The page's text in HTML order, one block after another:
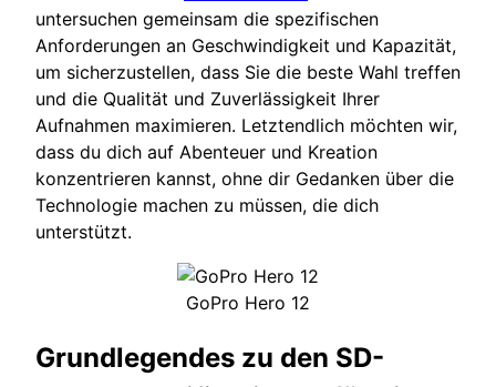
untersuchen gemeinsam die spezifischen
Anforderungen an Geschwindigkeit und Kapazität,
um sicherzustellen, dass Sie die beste Wahl treffen
und die Qualität und Zuverlässigkeit Ihrer
Aufnahmen maximieren. Letztendlich möchten wir,
dass du dich auf Abenteuer und Kreation
konzentrieren kannst, ohne dir Gedanken über die
Technologie machen zu müssen, die dich
unterstützt.
GoPro Hero 12
Grundlegendes zu den SD-